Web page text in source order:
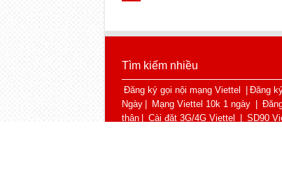
Tìm kiếm nhiều
Đăng ký gọi nội mạng Viettel Đăng
Ngày
Mạng Viettel 10k 1 ngày
thân
Cài đặt 3G/4G Viettel SD90